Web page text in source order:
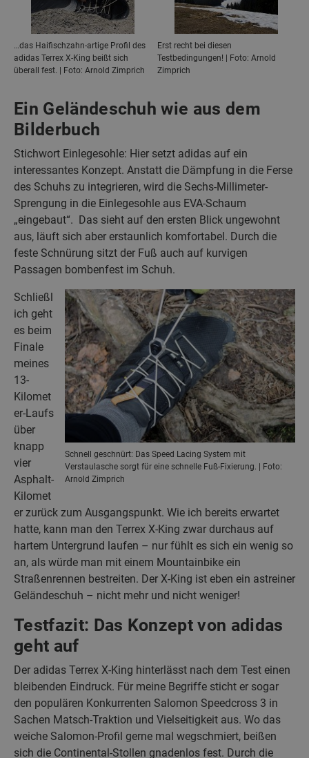
…das Haifischzahn-artige Profil des
adidas Terrex X-King beißt sich
überall fest. | Foto: Arnold Zimprich
Erst recht bei diesen
Testbedingungen! | Foto: Arnold
Zimprich
Ein Geländeschuh wie aus dem
Bilderbuch
Stichwort Einlegesohle: Hier setzt adidas auf ein
interessantes Konzept. Anstatt die Dämpfung in die Ferse
des Schuhs zu integrieren, wird die Sechs-Millimeter-
Sprengung in die Einlegesohle aus EVA-Schaum
„eingebaut“. Das sieht auf den ersten Blick ungewohnt
aus, läuft sich aber erstaunlich komfortabel. Durch die
feste Schnürung sitzt der Fuß auch auf kurvigen
Passagen bombenfest im Schuh.
Schnell geschnürt: Das Speed Lacing System mit
Verstaulasche sorgt für eine schnelle Fuß-Fixierung. | Foto:
Arnold Zimprich
Schließl
ich geht
es beim
Finale
meines
13-
Kilomet
er-Laufs
über
knapp
vier
Asphalt-
Kilomet
er zurück zum Ausgangspunkt. Wie ich bereits erwartet
hatte, kann man den Terrex X-King zwar durchaus auf
hartem Untergrund laufen – nur fühlt es sich ein wenig so
an, als würde man mit einem Mountainbike ein
Straßenrennen bestreiten. Der X-King ist eben ein astreiner
Geländeschuh – nicht mehr und nicht weniger!
Testfazit: Das Konzept von adidas
geht auf
Der adidas Terrex X-King hinterlässt nach dem Test einen
bleibenden Eindruck. Für meine Begriffe sticht er sogar
den populären Konkurrenten Salomon Speedcross 3 in
Sachen Matsch-Traktion und Vielseitigkeit aus. Wo das
weiche Salomon-Profil gerne mal wegschmiert, beißen
sich die Continental-Stollen gnadenlos fest. Durch die